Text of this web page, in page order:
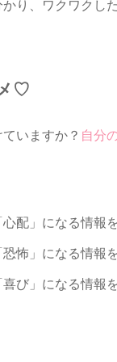
り、ワクワクし
♡
いますか？ 自分
配」になる情報
怖」になる情報
び」になる情